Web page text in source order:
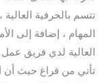
تتسم بالحرفية
المهام ، إضافة إلى
العالية لدي فريق
تأتي من فراغ حيث أن